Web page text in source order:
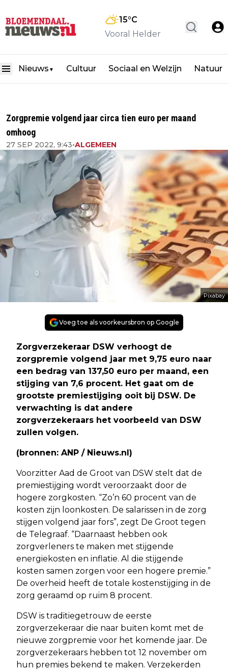
15°C
Vooral Helder
Nieuws ▼ Cultuur Sociaal en Welzijn Natuur
Zorgpremie volgend jaar circa tien euro per maand
omhoog
27 SEP 2022, 9:43•ALGEMEEN
Pixabay
Voeg toe als voorkeursbron op Google
Zorgverzekeraar DSW verhoogt de
zorgpremie volgend jaar met 9,75 euro naar
een bedrag van 137,50 euro per maand, een
stijging van 7,6 procent. Het gaat om de
grootste premiestijging ooit bij DSW. De
verwachting is dat andere
zorgverzekeraars het voorbeeld van DSW
zullen volgen.
(bronnen: ANP / Nieuws.nl)
Voorzitter Aad de Groot van DSW stelt dat de
premiestijging wordt veroorzaakt door de
hogere zorgkosten. “Zo’n 60 procent van de
kosten zijn loonkosten. De salarissen in de zorg
stijgen volgend jaar fors”, zegt De Groot tegen
de Telegraaf. “Daarnaast hebben ook
zorgverleners te maken met stijgende
energiekosten en inflatie. Al die stijgende
kosten samen zorgen voor een hogere premie.”
De overheid heeft de totale kostenstijging in de
zorg geraamd op ruim 8 procent.
DSW is traditiegetrouw de eerste
zorgverzekeraar die naar buiten komt met de
nieuwe zorgpremie voor het komende jaar. De
zorgverzekeraars hebben tot 12 november om
hun premies bekend te maken. Verzekerden